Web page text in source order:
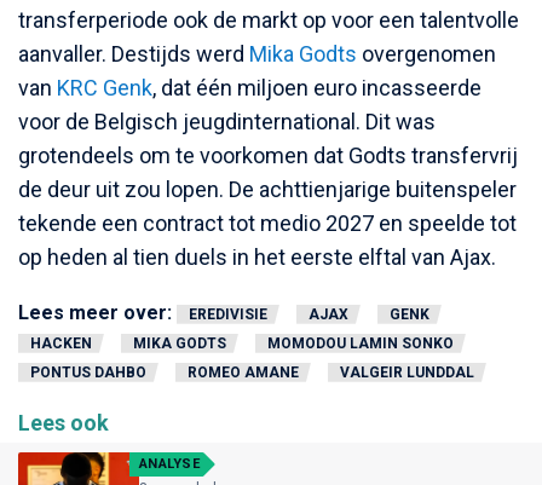
transferperiode ook de markt op voor een talentvolle
aanvaller. Destijds werd Mika Godts overgenomen
van KRC Genk, dat één miljoen euro incasseerde
voor de Belgisch jeugdinternational. Dit was
grotendeels om te voorkomen dat Godts transfervrij
de deur uit zou lopen. De achttienjarige buitenspeler
tekende een contract tot medio 2027 en speelde tot
op heden al tien duels in het eerste elftal van Ajax.
Lees meer over: EREDIVISIE AJAX
GENK
HACKEN
MIKA GODTS
MOMODOU LAMIN SONKO
PONTUS DAHBO
ROMEO AMANE VALGEIR LUNDDAL
Lees ook
ANALYSE